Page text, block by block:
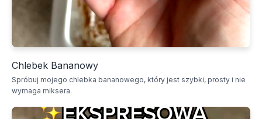
Chlebek Bananowy
Spróbuj mojego chlebka bananowego, który jest szybki, prosty i nie
wymaga miksera.